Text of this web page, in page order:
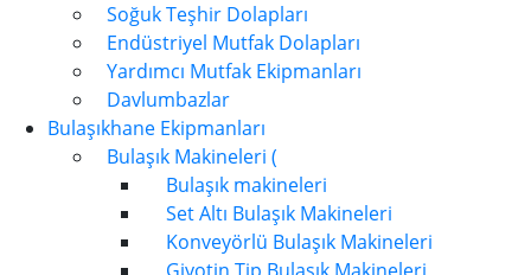
Soğuk Teşhir Dolapları
Endüstriyel Mutfak Dolapları
Yardımcı Mutfak Ekipmanları
Davlumbazlar
Bulaşıkhane Ekipmanları
Bulaşık Makineleri (
Bulaşık makineleri
Set Altı Bulaşık Makineleri
Konveyörlü Bulaşık Makineleri